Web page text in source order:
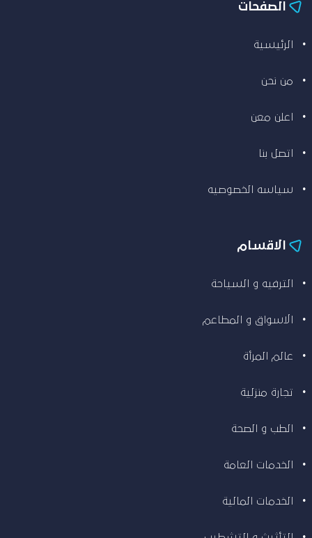
الصفحات
الرئيسية
من نحن
اعلن معن
اتصل بنا
سياسه الخصوصيه
الاقسام
الترفيه و السياحة
الاسواق و المطاعم
عالم المرأة
تجارة منزلية
الطب و الصحة
الخدمات العامة
الخدمات المالية